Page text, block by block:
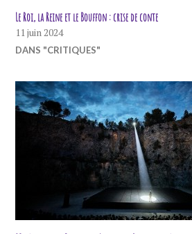
Le Roi, la Reine et le Bouffon : crise de conte
11 juin 2024
DANS "CRITIQUES"